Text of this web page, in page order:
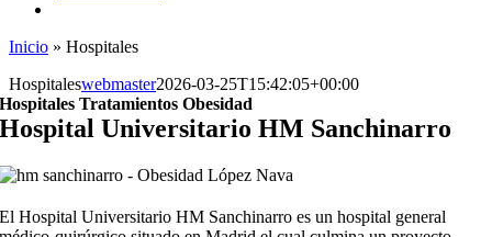
Inicio » Hospitales
Hospitaleswebmaster2026-03-25T15:42:05+00:00
Hospitales Tratamientos Obesidad
Hospital Universitario HM Sanchinarro
El Hospital Universitario HM Sanchinarro es un hospital general